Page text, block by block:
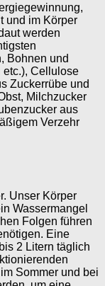
und im Körper
werden
Bohnen und
etc.), Cellulose
Zuckerrübe und
Milchzucker
aus
Verzehr
Unser Körper
Wassermangel
Folgen führen
Eine
2 Litern täglich
Sommer und bei